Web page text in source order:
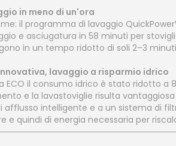
in meno di un'ora
il programma di lavaggio
e asciugatura in 58 minuti per
in un tempo ridotto di soli 2–3
lavaggio a risparmio idrico
ECO il consumo idrico è stato ridotto a
e la lavastoviglie risulta
afflusso intelligente e a un sistema di
e quindi di energia necessaria per